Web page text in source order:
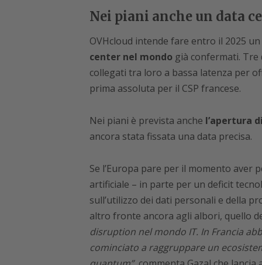
Nei piani anche un data
OVHcloud intende fare entro il 2025
center nel mondogià confermati. Tre
collegati tra loro a bassa latenza per
prima assoluta per il CSP francese.
Nei piani è prevista anche l’apertura
ancora stata fissata una data precisa.
Se l’Europa pare per il momento
artificiale – in parte per un deficit
sull’utilizzo dei dati personali e della
altro fronte ancora agli albori, quello
disruption nel mondo IT. In Francia
cominciato a raggruppare un